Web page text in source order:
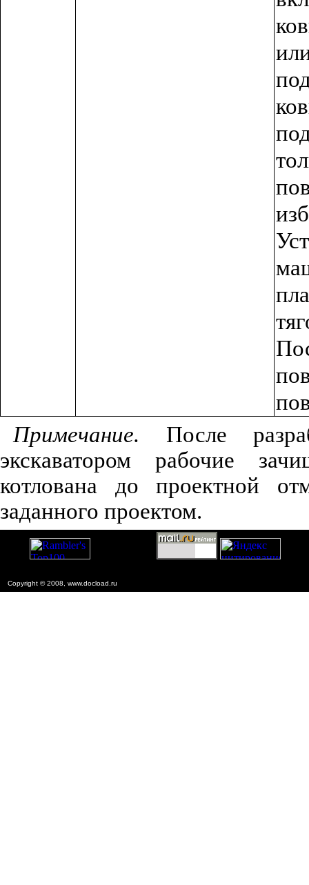
Примечание. После
экскаватором рабочие
котлована до проектной
заданного проектом.
Copyright © 2008, www.docload.ru